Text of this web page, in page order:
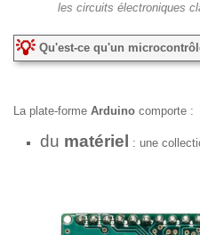
les circuits électroniques
Qu'est-ce qu'un
La plate-forme Arduino comporte :
du matériel : une